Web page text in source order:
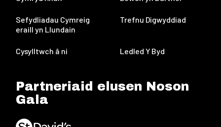
Sefydliadau Cymreig
eraill yn Llundain
Trefnu Digwyddiad
Cysylltwch â ni Ledled Y Byd
Partneriaid elusen Noson
Gala